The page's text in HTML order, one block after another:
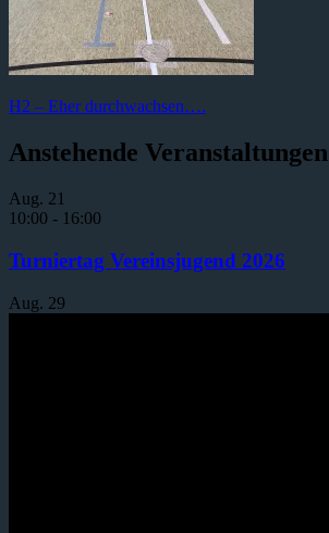
Beitragsnavigation
Vorheriger
H2 – Eher durchwachsen….
Anstehende Veranstaltungen
Aug. 21
10:00 - 16:00
Turniertag Vereinsjugend 2026
Aug. 29